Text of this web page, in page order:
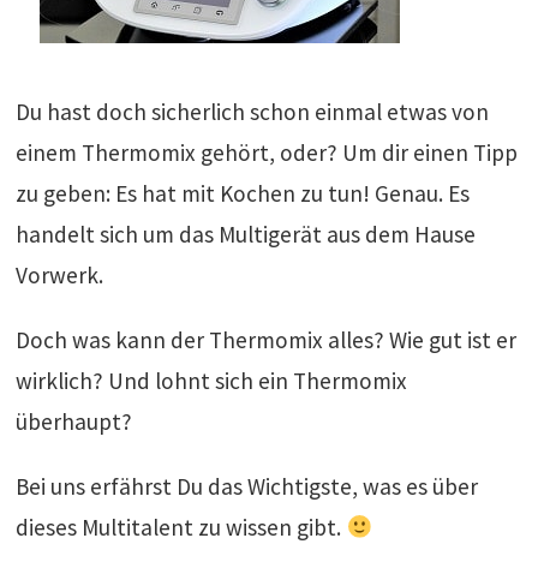
Du hast doch sicherlich schon einmal etwas von
einem Thermomix gehört, oder? Um dir einen Tipp
zu geben: Es hat mit Kochen zu tun! Genau. Es
handelt sich um das Multigerät aus dem Hause
Vorwerk.
Doch was kann der Thermomix alles? Wie gut ist er
wirklich? Und lohnt sich ein Thermomix
überhaupt?
Bei uns erfährst Du das Wichtigste, was es über
dieses Multitalent zu wissen gibt.